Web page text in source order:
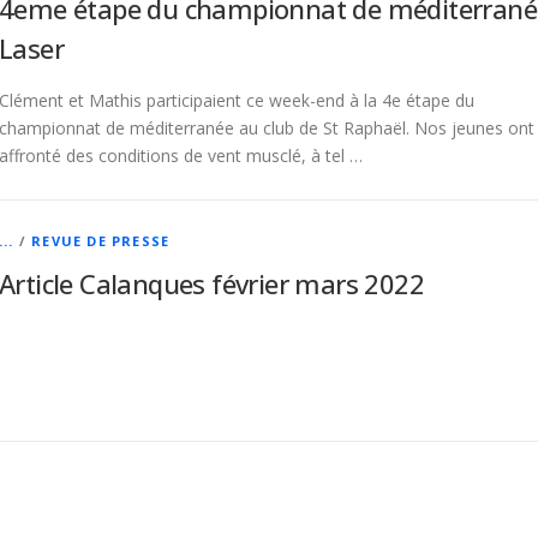
4eme étape du championnat de
Laser
Clément et Mathis participaient ce week-end à la 4e étape du
championnat de méditerranée au club de St Raphaël. Nos jeunes ont
affronté des conditions de vent musclé, à tel …
... / REVUE DE PRESSE
Article Calanques février mars 2022